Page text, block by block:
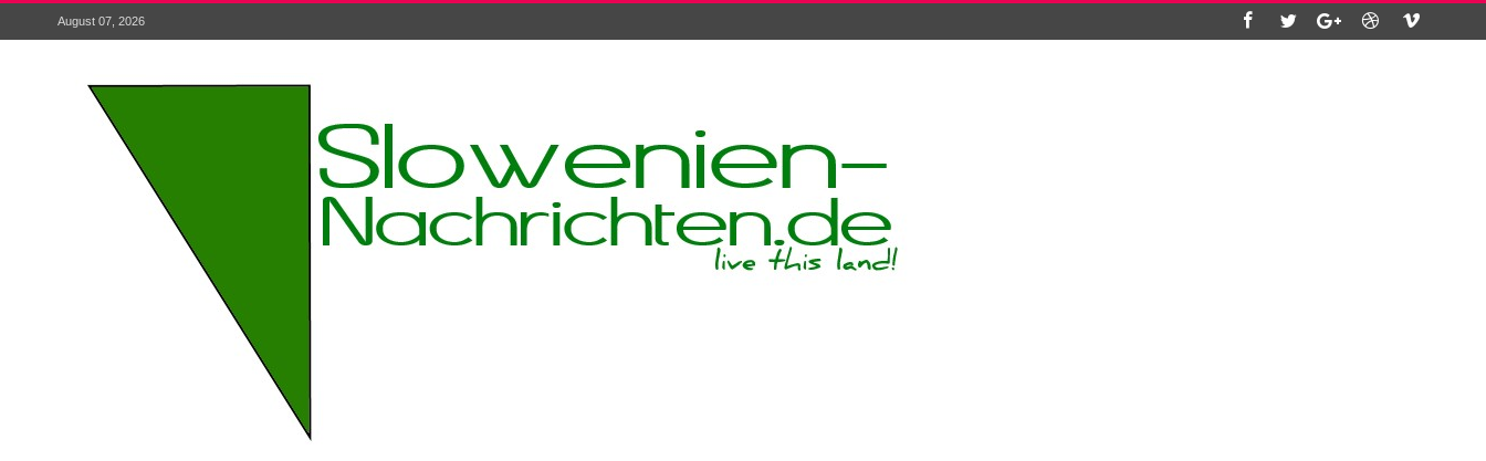
August 07, 2026